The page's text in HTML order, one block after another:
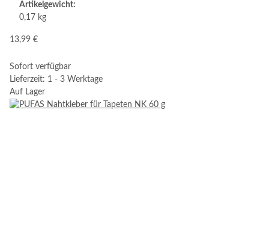
Artikelgewicht:
0,17 kg
13,99 €
Sofort verfügbar
Lieferzeit: 1 - 3 Werktage
Auf Lager